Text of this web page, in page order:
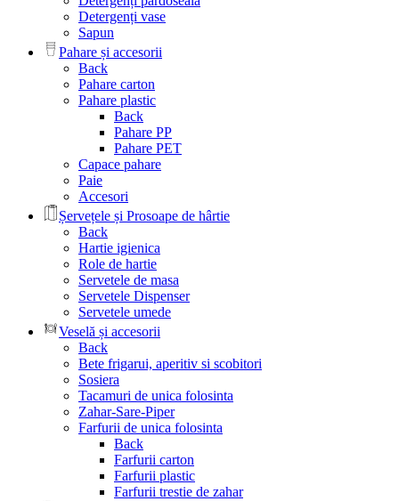
Detergenți vase
Sapun
Pahare și accesorii
Back
Pahare carton
Pahare plastic
Back
Pahare PP
Pahare PET
Capace pahare
Paie
Accesori
Șervețele și Prosoape de hârtie
Back
Hartie igienica
Role de hartie
Servetele de masa
Servetele Dispenser
Servetele umede
Veselă și accesorii
Back
Bete frigarui, aperitiv si scobitori
Sosiera
Tacamuri de unica folosinta
Zahar-Sare-Piper
Farfurii de unica folosinta
Back
Farfurii carton
Farfurii plastic
Farfurii trestie de zahar